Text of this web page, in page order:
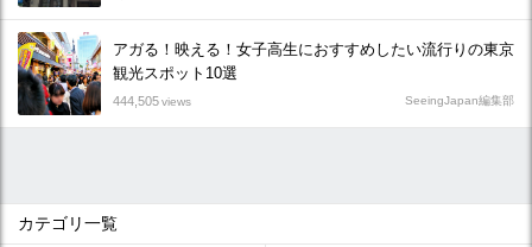
アガる！映える！女子高生におすすめしたい流行りの東京
観光スポット10選
444,505views SeeingJapan編集部
カテゴリ一覧